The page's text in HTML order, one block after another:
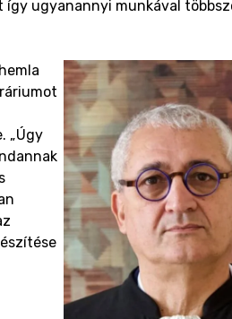
ugyanannyi munkával
„Úgy